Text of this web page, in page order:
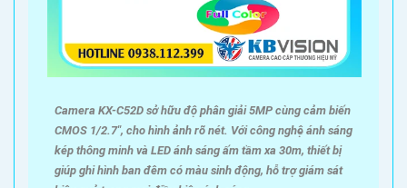
Camera KX-C52D sở hữu độ phân giải 5MP cùng cảm biến
CMOS 1/2.7", cho hình ảnh rõ nét. Với công nghệ ánh sáng
kép thông minh và LED ánh sáng ấm tầm xa 30m, thiết bị
giúp ghi hình ban đêm có màu sinh động, hỗ trợ giám sát